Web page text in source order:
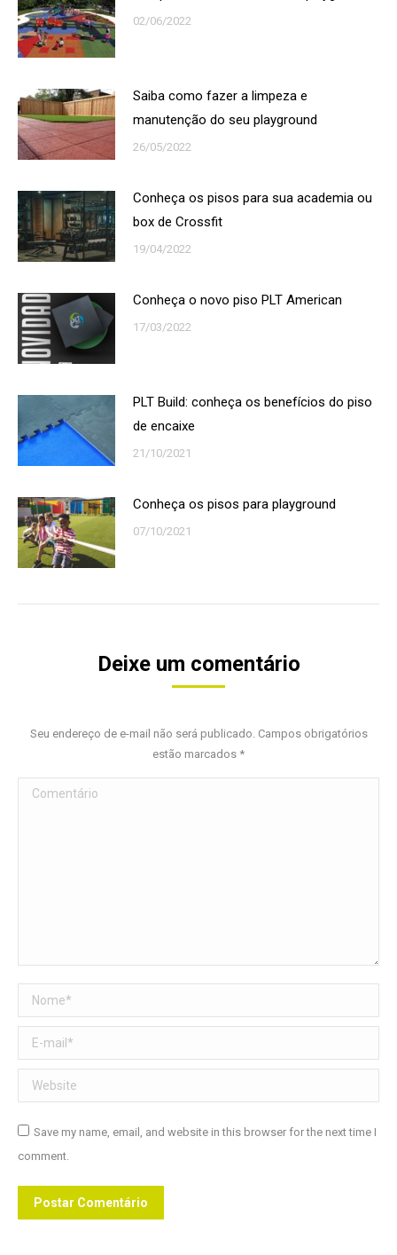
02/06/2022
Saiba como fazer a limpeza e
manutenção do seu playground
26/05/2022
Conheça os pisos para sua academia ou
box de Crossfit
19/04/2022
Conheça o novo piso PLT American
17/03/2022
PLT Build: conheça os benefícios do piso
de encaixe
21/10/2021
Conheça os pisos para playground
07/10/2021
Deixe um comentário
Seu endereço de e-mail não será publicado. Campos obrigatórios
estão marcados *
Comentário
Nome *
E-mail *
Website
Save my name, email, and website in this browser for the next time I
comment.
Postar Comentário